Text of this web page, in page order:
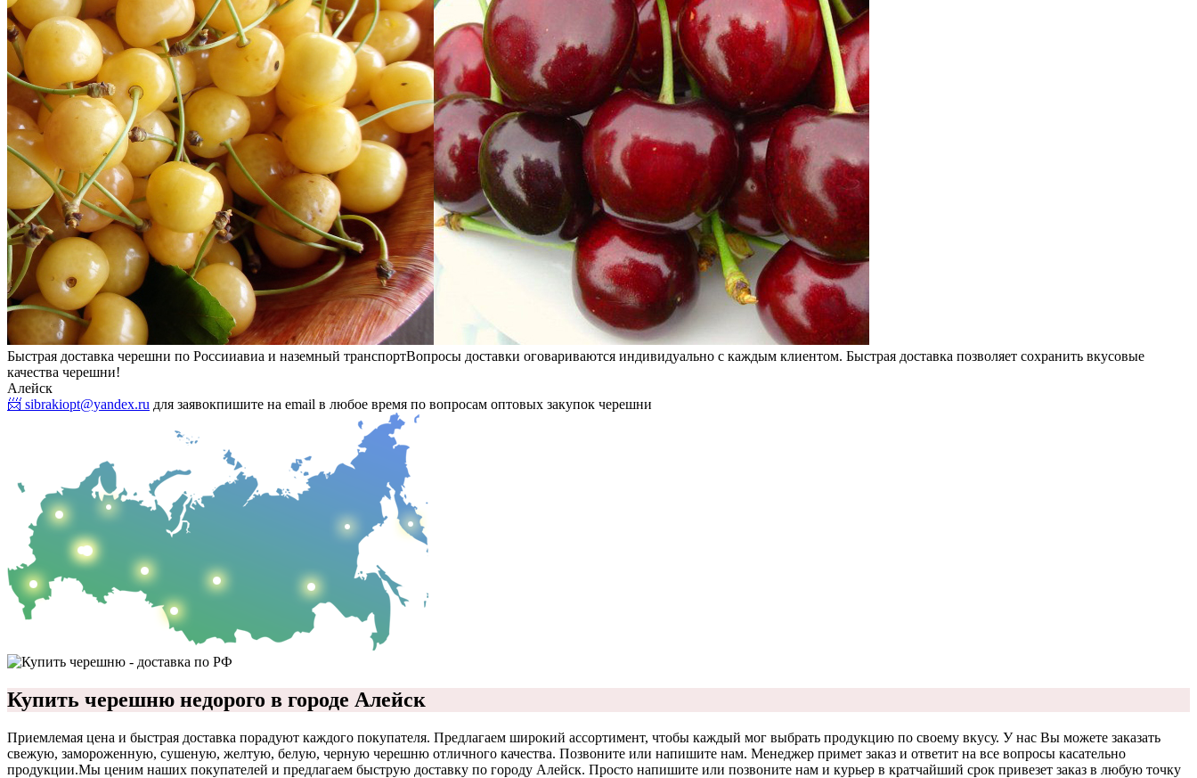
Быстрая доставка черешни по Россииавиа и наземный транспортВопросы доставки оговариваются индивидуально с каждым клиентом. Быстрая доставка позволяет сохранить вкусовые
качества черешни!
Алейск
📨 sibrakiopt@yandex.ru для заявокпишите на email в любое время по вопросам оптовых закупок черешни
Купить черешню недорого в городе Алейск
Приемлемая цена и быстрая доставка порадуют каждого покупателя. Предлагаем широкий ассортимент, чтобы каждый мог выбрать продукцию по своему вкусу. У нас Вы можете заказать
свежую, замороженную, сушеную, желтую, белую, черную черешню отличного качества. Позвоните или напишите нам. Менеджер примет заказ и ответит на все вопросы касательно
продукции.Мы ценим наших покупателей и предлагаем быструю доставку по городу Алейск. Просто напишите или позвоните нам и курьер в кратчайший срок привезет заказ в любую точку